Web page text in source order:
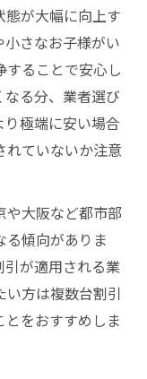
が大幅に向上す
さなお子様がい
することで安心し
る分、業者選び
極端に安い場合
れていないか注意
や大阪など都市部
る傾向がありま
が適用される業
方は複数台割引
をおすすめしま